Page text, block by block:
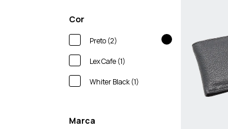
Cor
Preto (2)
Lex Cafe (1)
Whiter Black (1)
Marca